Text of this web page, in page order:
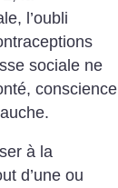
l’oubli
sociale ne
conscience
à la
d’une ou